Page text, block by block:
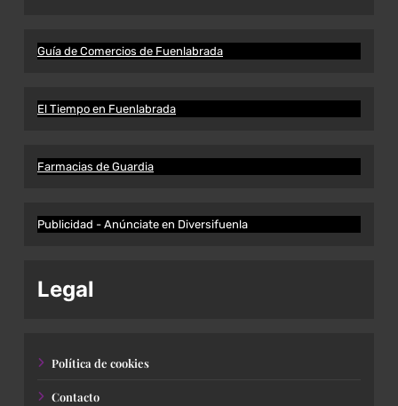
Guía de Comercios de Fuenlabrada
El Tiempo en Fuenlabrada
Farmacias de Guardia
Publicidad - Anúnciate en Diversifuenla
Legal
Política de cookies
Contacto